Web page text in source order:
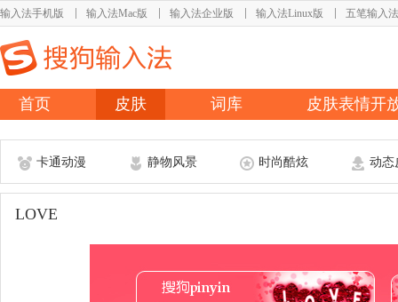
输入法手机版 输入法Mac版 输入法企业版 输入法Linux版 五笔输入法
首页 皮肤 词库 皮肤表情开
卡通动漫 静物风景 时尚酷炫 动态
LOVE